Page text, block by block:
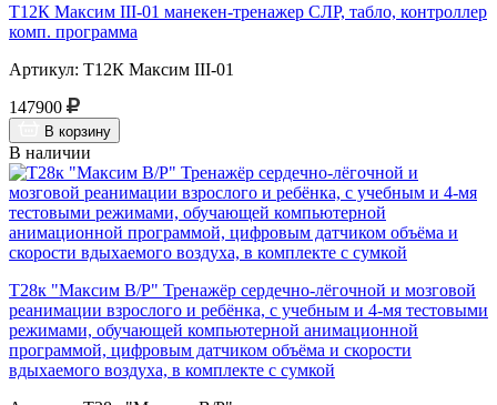
Т12К Максим III-01 манекен-тренажер СЛР, табло, контроллер
комп. программа
Артикул: Т12К Максим III-01
147900
В корзину
В наличии
Т28к "Максим В/Р" Тренажёр сердечно-лёгочной и мозговой
реанимации взрослого и ребёнка, с учебным и 4-мя тестовыми
режимами, обучающей компьютерной анимационной
программой, цифровым датчиком объёма и скорости
вдыхаемого воздуха, в комплекте с сумкой